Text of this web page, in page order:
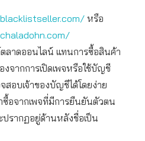
หรือ
ตลาดออนไลน์ แทนการซื้อสินค้า
จากการเปิดเพจหรือใช้บัญชี
สอบเจ้าของบัญชีได้โดยง่าย
ซื้อจากเพจที่มีการยืนยันตัวตน
รากฏอยู่ด้านหลังชื่อเป็น